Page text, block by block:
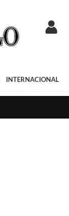
INTERNACIONAL